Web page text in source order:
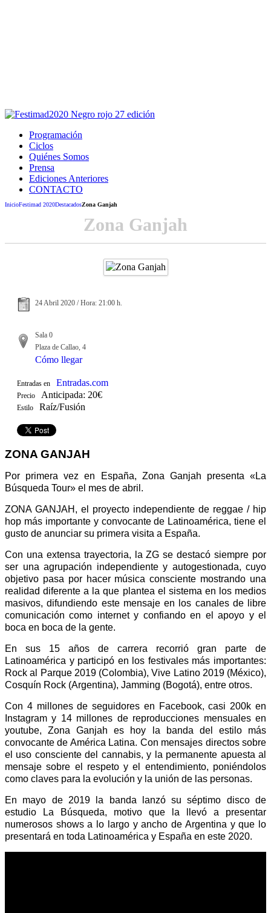
Programación
Ciclos
Quiénes Somos
Prensa
Ediciones Anteriores
CONTACTO
InicioFestimad 2020DestacadosZona Ganjah
Zona Ganjah
24 Abril 2020 / Hora: 21:00 h.
Sala 0
Plaza de Callao, 4
Cómo llegar
Entradas en Entradas.com
Precio Anticipada: 20€
Estilo Raíz/Fusión
ZONA GANJAH
Por primera vez en España, Zona Ganjah presenta «La
Búsqueda Tour» el mes de abril.
ZONA GANJAH, el proyecto independiente de reggae / hip
hop más importante y convocante de Latinoamérica, tiene el
gusto de anunciar su primera visita a España.
Con una extensa trayectoria, la ZG se destacó siempre por
ser una agrupación independiente y autogestionada, cuyo
objetivo pasa por hacer música consciente mostrando una
realidad diferente a la que plantea el sistema en los medios
masivos, difundiendo este mensaje en los canales de libre
comunicación como internet y confiando en el apoyo y el
boca en boca de la gente.
En sus 15 años de carrera recorrió gran parte de
Latinoamérica y participó en los festivales más importantes:
Rock al Parque 2019 (Colombia), Vive Latino 2019 (México),
Cosquín Rock (Argentina), Jamming (Bogotá), entre otros.
Con 4 millones de seguidores en Facebook, casi 200k en
Instagram y 14 millones de reproducciones mensuales en
youtube, Zona Ganjah es hoy la banda del estilo más
convocante de América Latina. Con mensajes directos sobre
el uso consciente del cannabis, y la permanente apuesta al
mensaje sobre el respeto y el entendimiento, poniéndolos
como claves para la evolución y la unión de las personas.
En mayo de 2019 la banda lanzó su séptimo disco de
estudio La Búsqueda, motivo que la llevó a presentar
numerosos shows a lo largo y ancho de Argentina y que lo
presentará en toda Latinoamérica y España en este 2020.